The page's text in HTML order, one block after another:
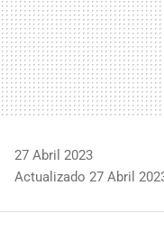
27 Abril 2023
Actualizado 27 Abril